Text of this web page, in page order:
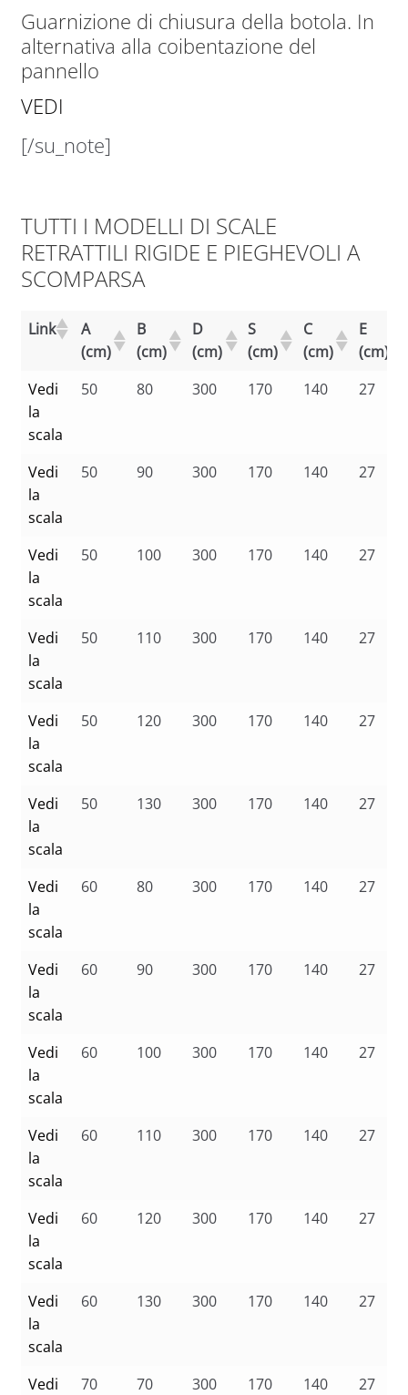
Guarnizione di chiusura della botola. In
alternativa alla coibentazione del
pannello
VEDI
[/su_note]
TUTTI I MODELLI DI SCALE
RETRATTILI RIGIDE E PIEGHEVOLI A
SCOMPARSA
Link
A
(cm)
B
(cm)
D
(cm)
S
(cm)
C
(cm)
E
(cm)
Vedi
la
scala
50 80 300 170 140 27
Vedi
la
scala
50 90 300 170 140 27
Vedi
la
scala
50 100 300 170 140 27
Vedi
la
scala
50 110 300 170 140 27
Vedi
la
scala
50 120 300 170 140 27
Vedi
la
scala
50 130 300 170 140 27
Vedi
la
scala
60 80 300 170 140 27
Vedi
la
scala
60 90 300 170 140 27
Vedi
la
scala
60 100 300 170 140 27
Vedi
la
scala
60 110 300 170 140 27
Vedi
la
scala
60 120 300 170 140 27
Vedi
la
scala
60 130 300 170 140 27
Vedi
70 70 300 170 140 27